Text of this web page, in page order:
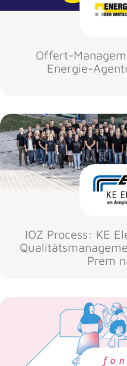
Offert-
Energie-
IOZ Process: KE
Prem